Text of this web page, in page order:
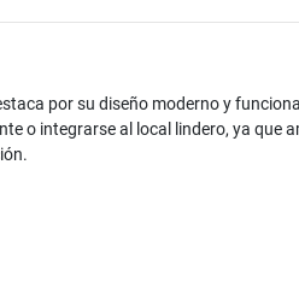
por su diseño moderno y
o integrarse al local lindero, ya que